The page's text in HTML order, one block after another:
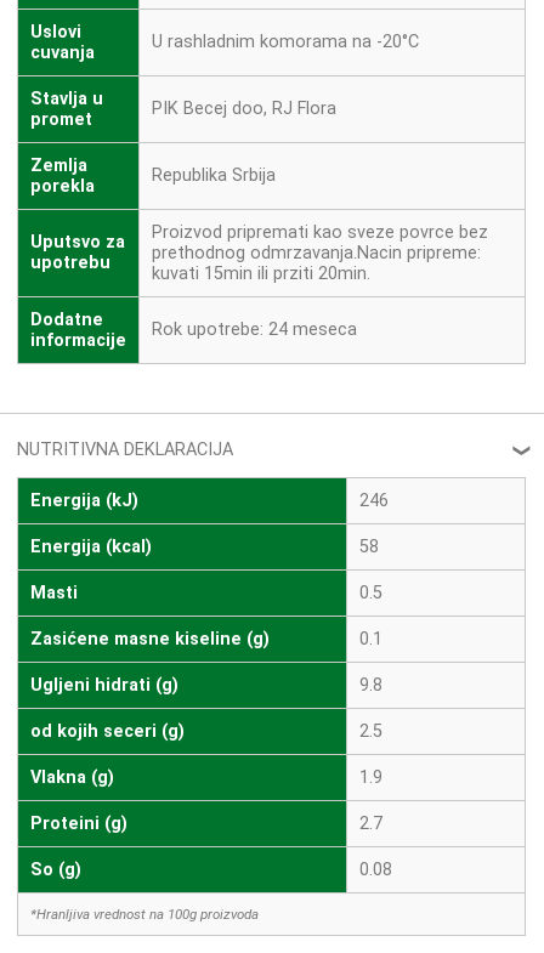
Uslovi
cuvanja
U rashladnim komorama na -20°C
Stavlja u
promet
PIK Becej doo, RJ Flora
Zemlja
porekla
Republika Srbija
Uputsvo za
upotrebu
Proizvod pripremati kao sveze povrce bez
prethodnog odmrzavanja.Nacin pripreme:
kuvati 15min ili prziti 20min.
Dodatne
informacije
Rok upotrebe: 24 meseca
NUTRITIVNA DEKLARACIJA ❮
Energija (kJ) 246
Energija (kcal) 58
Masti 0.5
Zasićene masne kiseline (g) 0.1
Ugljeni hidrati (g) 9.8
od kojih seceri (g) 2.5
Vlakna (g) 1.9
Proteini (g) 2.7
So (g) 0.08
*Hranljiva vrednost na 100g proizvoda